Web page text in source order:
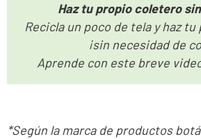
Haz tu propio coletero
Recicla un poco de tela y haz
¡sin necesidad de
Aprende con este breve
*Según la marca de productos